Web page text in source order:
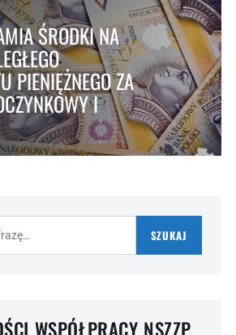
ŚRODKI NA
PIENIĘŻNEGO ZA
I
SZUKAJ
WSPÓŁPRACY NSZZP